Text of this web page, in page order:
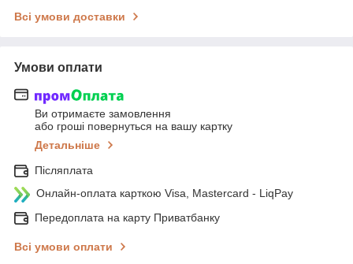
Всі умови доставки
Умови оплати
Ви отримаєте замовлення
або гроші повернуться на вашу картку
Детальніше
Післяплата
Онлайн-оплата карткою Visa, Mastercard - LiqPay
Передоплата на карту Приватбанку
Всі умови оплати